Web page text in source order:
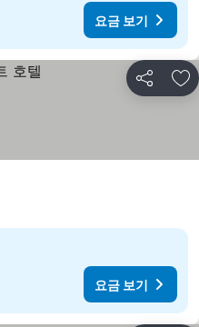
요금 보기
공유 즐
요금 보기